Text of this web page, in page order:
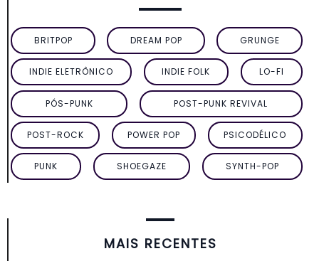
BRITPOP DREAM POP GRUNGE
INDIE ELETRÔNICO INDIE FOLK LO-FI
PÓS-PUNK POST-PUNK REVIVAL
POST-ROCK POWER POP PSICODÉLICO
PUNK SHOEGAZE SYNTH-POP
MAIS RECENTES